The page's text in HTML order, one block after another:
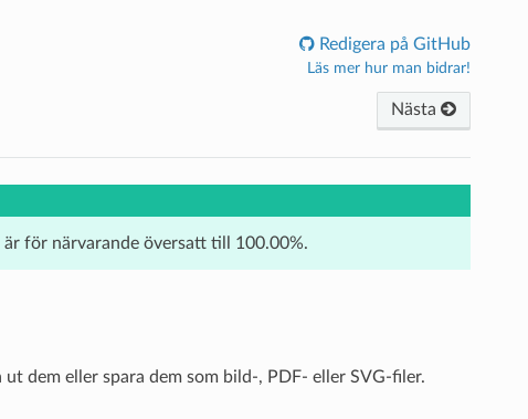
Redigera på GitHub
Läs mer hur man bidrar!
Nästa
är för närvarande översatt till 100.00%.
dem eller spara dem som bild-, PDF- eller SVG-filer.